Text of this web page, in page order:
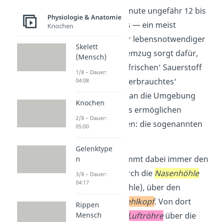
Du atmest jede Minute ungefähr 12 bis
15 Mal ein und aus — ein meist
unbewusster, aber lebensnotwendiger
Vorgang. Jeder Atemzug sorgt dafür,
dass dein Körper ‚frischen‘ Sauerstoff
aufnehmen und ‚verbrauchtes‘
Kohlenstoffdioxid an die Umgebung
abgeben kann. Das ermöglichen
spezielle Strukturen: die sogenannten
Deine Atemluft nimmt dabei immer den
gleichen Weg
: Durch die Nasenhöhle
(oder die Mundhöhle), über den
Rachenbis zum Kehlkopf. Von dort
geht es durch die
Luftröhreüber die
Physiologie & Anatomie
Knochen
Skelett
(Mensch)
1/8 – Dauer:
04:08
Knochen
2/8 – Dauer:
05:00
Gelenktype
n
3/8 – Dauer:
04:17
Rippen
Mensch